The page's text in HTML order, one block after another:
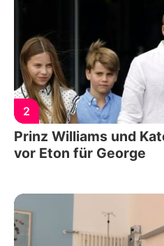
2
Prinz Williams und
vor Eton für George